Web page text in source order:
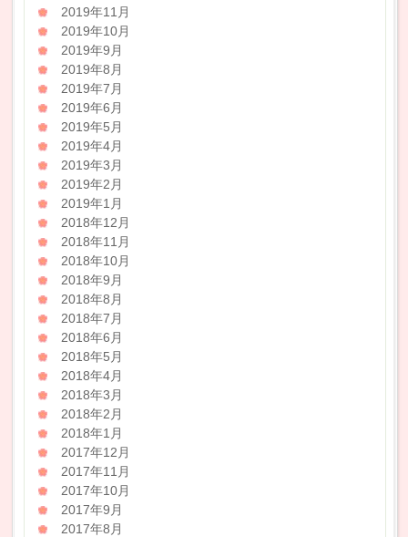
2019年11月
2019年10月
2019年9月
2019年8月
2019年7月
2019年6月
2019年5月
2019年4月
2019年3月
2019年2月
2019年1月
2018年12月
2018年11月
2018年10月
2018年9月
2018年8月
2018年7月
2018年6月
2018年5月
2018年4月
2018年3月
2018年2月
2018年1月
2017年12月
2017年11月
2017年10月
2017年9月
2017年8月